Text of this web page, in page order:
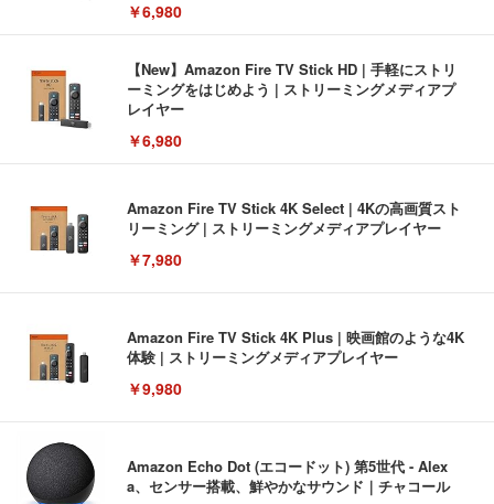
￥6,980
【New】Amazon Fire TV Stick HD | 手軽にストリ
ーミングをはじめよう | ストリーミングメディアプ
レイヤー
￥6,980
Amazon Fire TV Stick 4K Select | 4Kの高画質スト
リーミング | ストリーミングメディアプレイヤー
￥7,980
Amazon Fire TV Stick 4K Plus | 映画館のような4K
体験 | ストリーミングメディアプレイヤー
￥9,980
Amazon Echo Dot (エコードット) 第5世代 - Alex
a、センサー搭載、鮮やかなサウンド｜チャコール